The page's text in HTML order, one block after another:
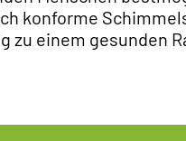
konforme
zu einem gesunden